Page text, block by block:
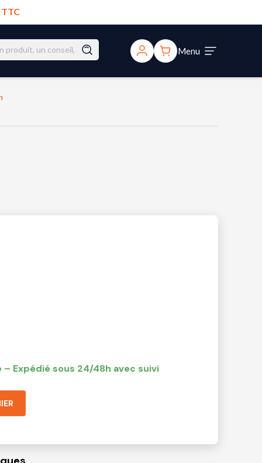
Menu
– Expédié sous 24/48h avec suivi